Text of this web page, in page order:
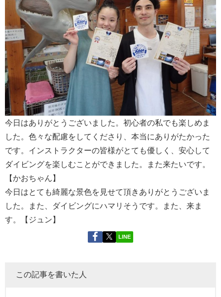
今日はありがとうございました。初心者の私でも楽しめま
した。色々な配慮をしてくださり、本当にありがたかった
です。インストラクターの皆様がとても優しく、安心して
ダイビングを楽しむことができました。また来たいです。
【かおちゃん】
今日はとても綺麗な景色を見せて頂きありがとうございま
した。また、ダイビングにハマリそうです。また、来ま
す。【ジュン】
LINE
この記事を書いた人